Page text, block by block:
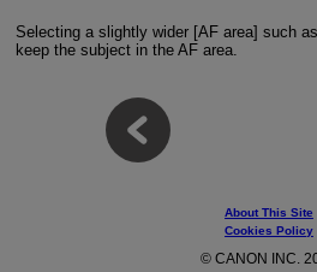
Selecting a slightly wider [AF area] such
keep the subject in the AF area.
About This Site
Cookies Policy
© CANON INC.